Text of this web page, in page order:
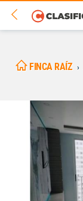
FINCA RAÍZ